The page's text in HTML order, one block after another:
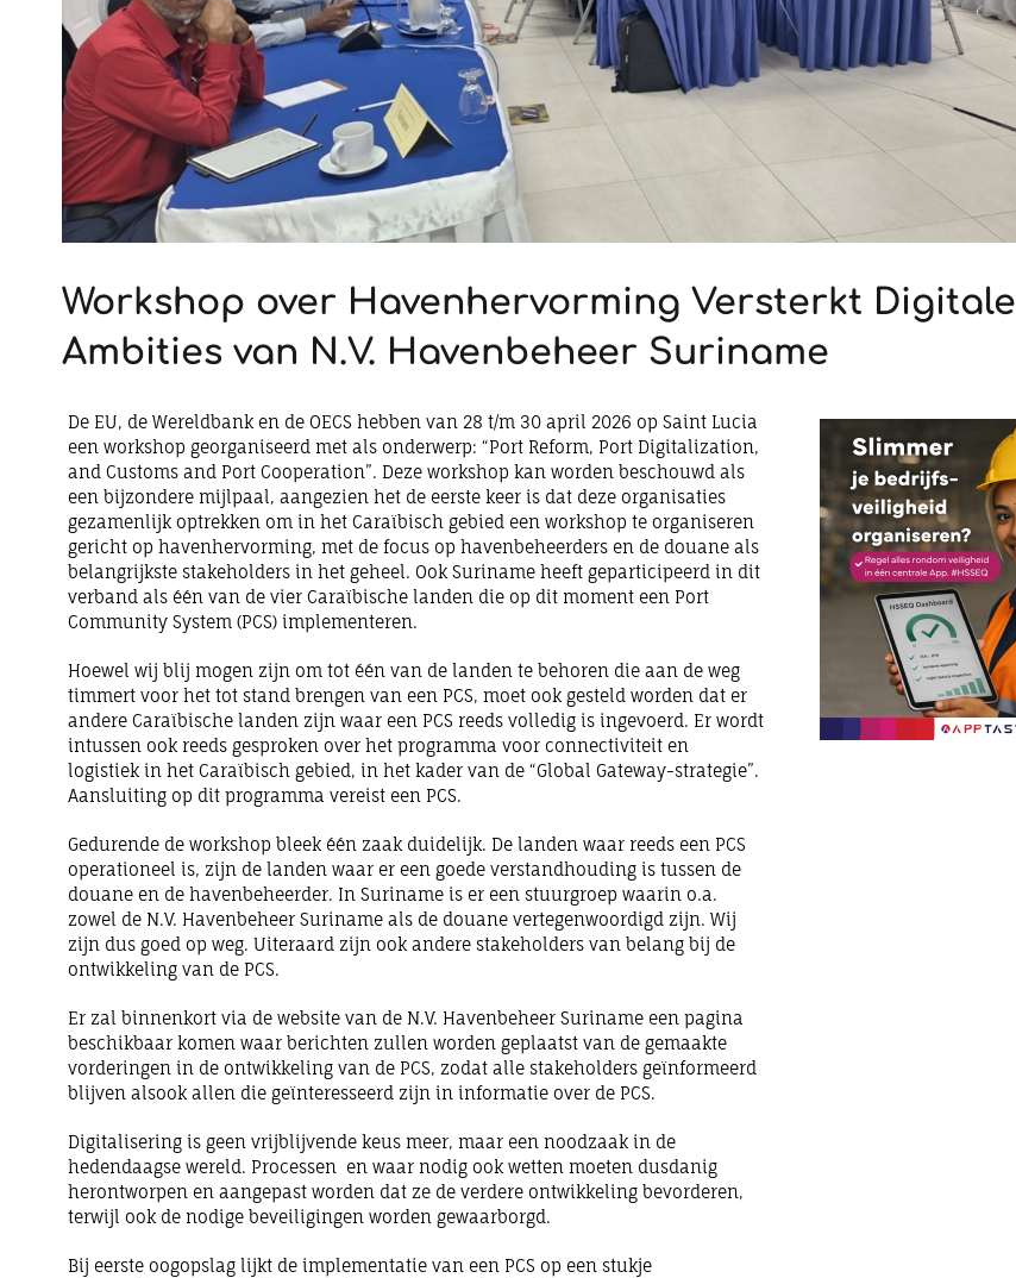
Workshop over Havenhervorming Versterkt Digitale
Ambities van N.V. Havenbeheer Suriname
De EU, de Wereldbank en de OECS hebben van 28 t/m 30 april 2026 op Saint Lucia
een workshop georganiseerd met als onderwerp: “Port Reform, Port Digitalization,
and Customs and Port Cooperation”. Deze workshop kan worden beschouwd als
een bijzondere mijlpaal, aangezien het de eerste keer is dat deze organisaties
gezamenlijk optrekken om in het Caraïbisch gebied een workshop te organiseren
gericht op havenhervorming, met de focus op havenbeheerders en de douane als
belangrijkste stakeholders in het geheel. Ook Suriname heeft geparticipeerd in dit
verband als één van de vier Caraïbische landen die op dit moment een Port
Community System (PCS) implementeren.
Hoewel wij blij mogen zijn om tot één van de landen te behoren die aan de weg
timmert voor het tot stand brengen van een PCS, moet ook gesteld worden dat er
andere Caraïbische landen zijn waar een PCS reeds volledig is ingevoerd. Er wordt
intussen ook reeds gesproken over het programma voor connectiviteit en
logistiek in het Caraïbisch gebied, in het kader van de “Global Gateway-strategie”.
Aansluiting op dit programma vereist een PCS.
Gedurende de workshop bleek één zaak duidelijk. De landen waar reeds een PCS
operationeel is, zijn de landen waar er een goede verstandhouding is tussen de
douane en de havenbeheerder. In Suriname is er een stuurgroep waarin o.a.
zowel de N.V. Havenbeheer Suriname als de douane vertegenwoordigd zijn. Wij
zijn dus goed op weg. Uiteraard zijn ook andere stakeholders van belang bij de
ontwikkeling van de PCS.
Er zal binnenkort via de website van de N.V. Havenbeheer Suriname een pagina
beschikbaar komen waar berichten zullen worden geplaatst van de gemaakte
vorderingen in de ontwikkeling van de PCS, zodat alle stakeholders geïnformeerd
blijven alsook allen die geïnteresseerd zijn in informatie over de PCS.
Digitalisering is geen vrijblijvende keus meer, maar een noodzaak in de
hedendaagse wereld. Processen en waar nodig ook wetten moeten dusdanig
herontworpen en aangepast worden dat ze de verdere ontwikkeling bevorderen,
terwijl ook de nodige beveiligingen worden gewaarborgd.
Bij eerste oogopslag lijkt de implementatie van een PCS op een stukje